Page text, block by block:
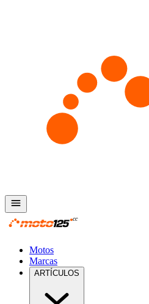
Motos
Marcas
ARTÍCULOS